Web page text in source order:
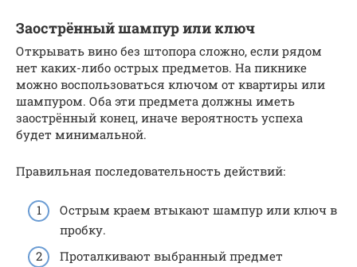
Заострённый шампур или ключ
Открывать вино без штопора сложно, если рядом
нет каких-либо острых предметов. На пикнике
можно воспользоваться ключом от квартиры или
шампуром. Оба эти предмета должны иметь
заострённый конец, иначе вероятность успеха
будет минимальной.
Правильная последовательность действий:
Острым краем втыкают шампур или ключ в
пробку.
Проталкивают выбранный предмет